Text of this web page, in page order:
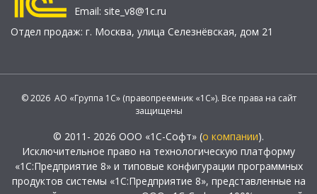
Email: site_v8@1c.ru
Отдел продаж: г. Москва, улица Селезнёвская, дом 21
© 2026 АО «Группа 1С» (правопреемник «1С»). Все права на сайт
защищены
© 2011- 2026 ООО «1С-Софт» (о компании).
Исключительное право на технологическую платформу
«1С:Предприятие 8» и типовые конфигурации программных
продуктов системы «1С:Предприятие 8», представленные на